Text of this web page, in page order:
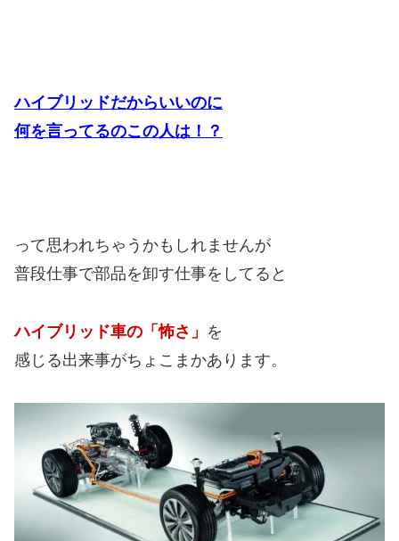
ハイブリッドだからいいのに
何を言ってるのこの人は！？
って思われちゃうかもしれませんが
普段仕事で部品を卸す仕事をしてると
ハイブリッド車の「怖さ」 を
感じる出来事がちょこまかあります。